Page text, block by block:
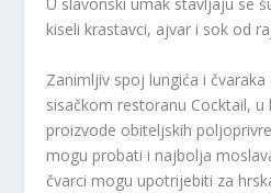
kiseli krastavci, ajvar i sok od
Zanimljiv spoj lungića i
sisačkom restoranu Cocktail,
proizvode obiteljskih
mogu probati i najbolja
čvarci mogu upotrijebiti za